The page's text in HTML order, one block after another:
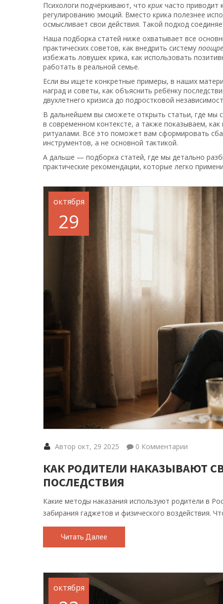
Психологи подчёркивают, что крик часто приводит
регулированию эмоций. Вместо крика полезнее
осмысливает свои действия. Такой подход
Наша подборка статей ниже охватывает все
практических советов, как внедрить систему
избежать ловушек крика, как использовать
работать в реальной семье.
Если вы ищете конкретные примеры, в наших
наград и советы, как объяснить ребёнку
двухлетнего кризиса до подростковой
В дальнейшем вы сможете открыть статьи, где мы
в современном контексте, а также показываем,
ритуалами. Всё это поможет вам сформировать
инструментов, а не основной тактикой.
А дальше — подборка статей, где мы детально
практические рекомендации, которые легко
октября
29
Автор окт, 29 2025 0 Комментарии
КАК РОДИТЕЛИ НАКАЗЫВАЮТ
ПОСЛЕДСТВИЯ
Какие методы наказания используют родители в
забирания гаджетов и физического воздействия.
Читать Далее
октября